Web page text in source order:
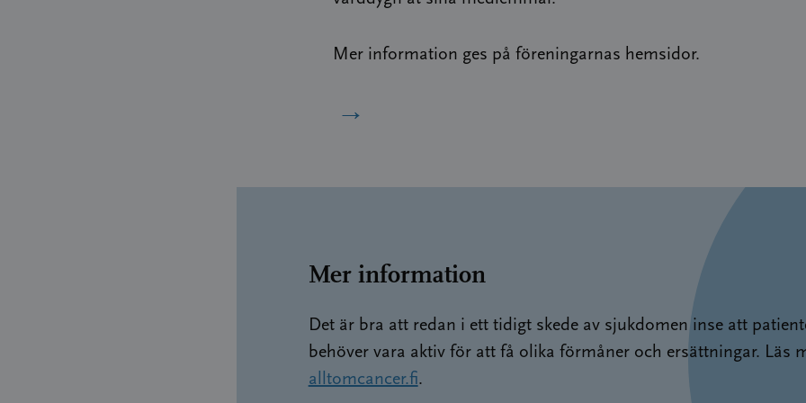
Mer information ges på föreningarnas hemsidor.
→
Mer information
Det är bra att redan i ett tidigt skede av sjukdomen inse att
behöver vara aktiv för att få olika förmåner och ersättningar. Läs
alltomcancer.fi.